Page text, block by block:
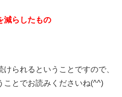
減らしたもの
られるということですので、
ことでお読みくださいね(^^)